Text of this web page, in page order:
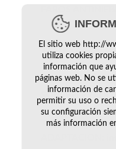
AIRBAGS
SOBREELEVADO.
El sitio web http://
utiliza cookies
información que
páginas web. No se
información de
permitir su uso o
su configuración
más información